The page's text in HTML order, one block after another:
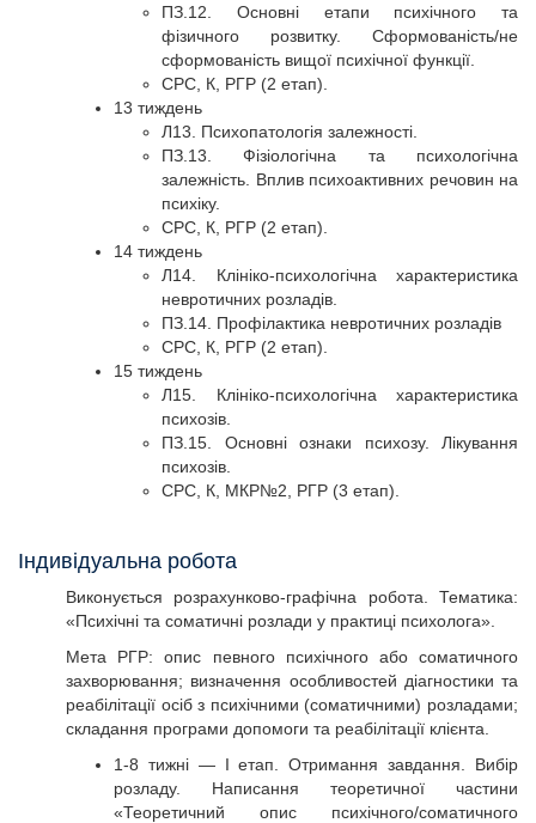
ПЗ.12. Основні етапи психічного та
фізичного розвитку. Сформованість/не
сформованість вищої психічної функції.
СРС, К, РГР (2 етап).
13 тиждень
Л13. Психопатологія залежності.
ПЗ.13. Фізіологічна та психологічна
залежність. Вплив психоактивних речовин на
психіку.
СРС, К, РГР (2 етап).
14 тиждень
Л14. Клініко-психологічна характеристика
невротичних розладів.
ПЗ.14. Профілактика невротичних розладів
СРС, К, РГР (2 етап).
15 тиждень
Л15. Клініко-психологічна характеристика
психозів.
ПЗ.15. Основні ознаки психозу. Лікування
психозів.
СРС, К, МКР№2, РГР (3 етап).
Індивідуальна робота
Виконується розрахунково-графічна робота. Тематика:
«Психічні та соматичні розлади у практиці психолога».
Мета РГР: опис певного психічного або соматичного
захворювання; визначення особливостей діагностики та
реабілітації осіб з психічними (соматичними) розладами;
складання програми допомоги та реабілітації клієнта.
1-8 тижні — І етап. Отримання завдання. Вибір
розладу. Написання теоретичної частини
«Теоретичний опис психічного/соматичного